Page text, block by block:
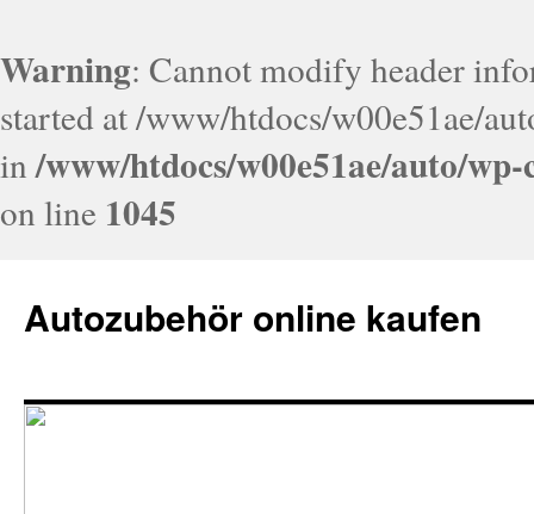
Warning: Cannot modify header
started at /www/htdocs/w00e51ae/
in/www/htdocs/w00e51ae/auto/
on line 1045
Autozubehör online kaufen